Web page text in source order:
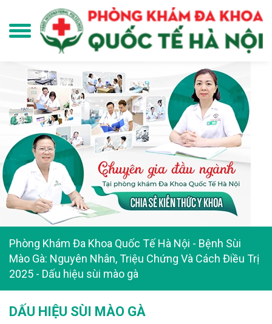
Phòng Khám Đa Khoa Quốc Tế Hà Nội - Bệnh Sùi
Mào Gà: Nguyên Nhân, Triệu Chứng Và Cách Điều Trị
2025 - Dấu hiệu sùi mào gà
DẤU HIỆU SÙI MÀO GÀ